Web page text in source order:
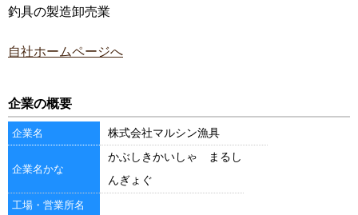
釣具の製造卸売業
自社ホームページへ
企業の概要
企業名 株式会社マルシン漁具
企業名かな
かぶしきかいしゃ まるし
んぎょぐ
工場・営業所名